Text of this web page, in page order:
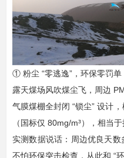
① 粉尘 “零逃逸”，环保零罚单​
露天煤场风吹煤尘飞，周边
气膜煤棚全封闭 “锁尘” 设计
（国标仅 80mg/m³），相当
实测数据说话：周边优良天
不怕环保突击检查，从此和 “